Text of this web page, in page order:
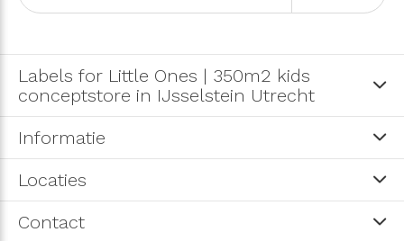
Labels for Little Ones | 350m2 kids
conceptstore in IJsselstein Utrecht
Informatie
Locaties
Contact